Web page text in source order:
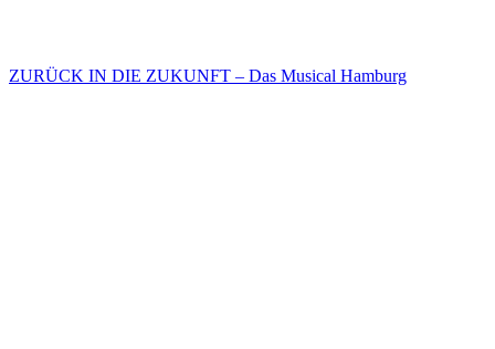
ZURÜCK IN DIE ZUKUNFT – Das Musical Hamburg